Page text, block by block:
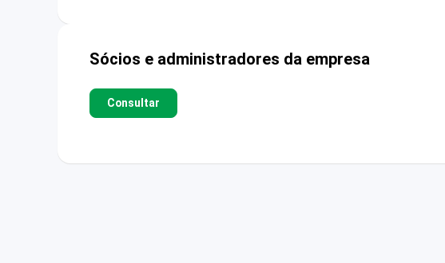
Sócios e administradores da empresa
Consultar